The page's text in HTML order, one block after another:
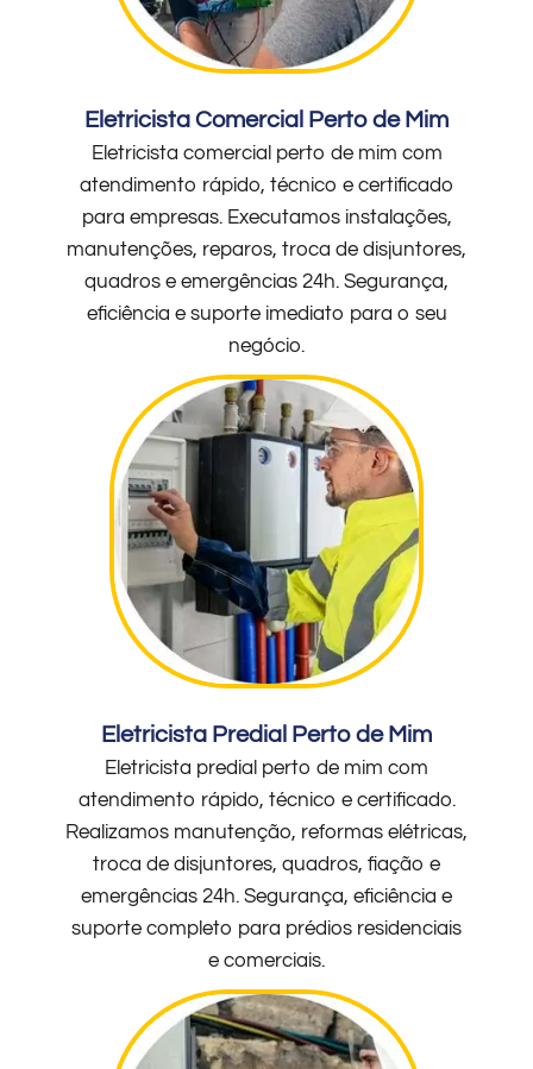
Eletricista Comercial Perto de Mim
Eletricista comercial perto de mim com
atendimento rápido, técnico e certificado
para empresas. Executamos instalações,
manutenções, reparos, troca de disjuntores,
quadros e emergências 24h. Segurança,
eficiência e suporte imediato para o seu
negócio.
Eletricista Predial Perto de Mim
Eletricista predial perto de mim com
atendimento rápido, técnico e certificado.
Realizamos manutenção, reformas elétricas,
troca de disjuntores, quadros, fiação e
emergências 24h. Segurança, eficiência e
suporte completo para prédios residenciais
e comerciais.